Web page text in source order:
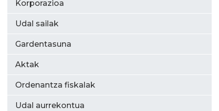
Korporazioa
Udal sailak
Gardentasuna
Aktak
Ordenantza fiskalak
Udal aurrekontua